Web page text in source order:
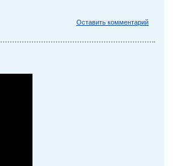
Оставить комментарий